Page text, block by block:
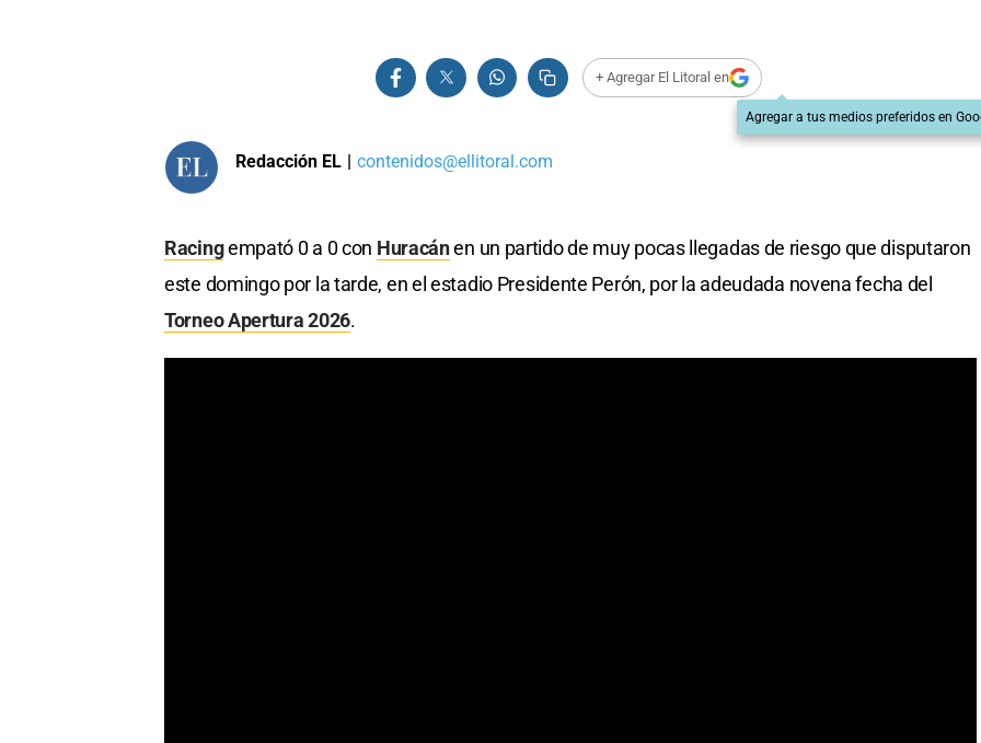
+ Agregar El Litoral en
Agregar a tus medios preferidos en
Redacción EL | contenidos@ellitoral.com
Racingempató 0 a 0 con Huracánen un partido de muy pocas llegadas de riesgo que disputaron
este domingo por la tarde, en el estadio Presidente Perón, por la adeudada novena fecha del
Torneo Apertura 2026.